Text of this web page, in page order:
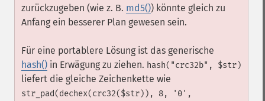
zurückzugeben (wie z. B. md5()) könnte gleich zu
Anfang ein besserer Plan gewesen sein.
Für eine portablere Lösung ist das generische
hash() in Erwägung zu ziehen. hash("crc32b", $str)
liefert die gleiche Zeichenkette wie
str_pad(dechex(crc32($str)), 8, '0',